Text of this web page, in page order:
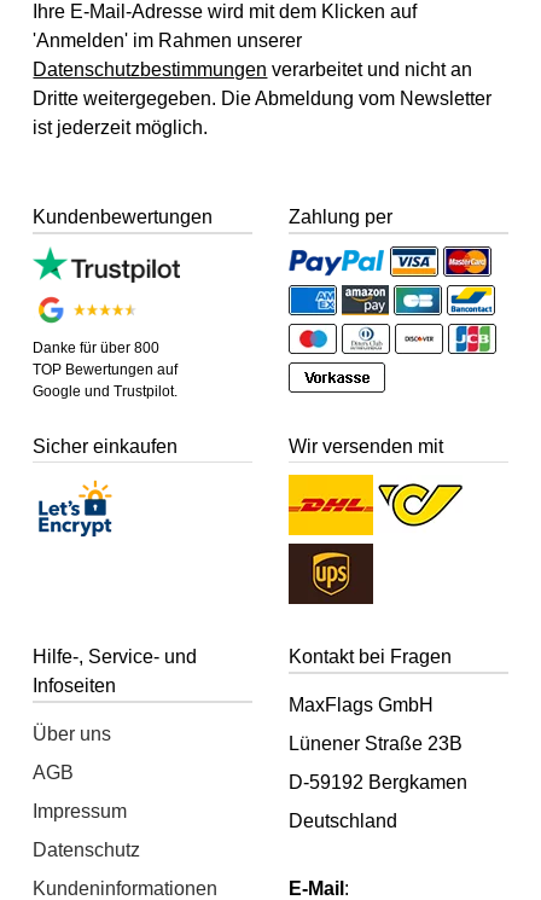
Ihre E-Mail-Adresse wird mit dem Klicken auf
'Anmelden' im Rahmen unserer
Datenschutzbestimmungen verarbeitet und nicht an
Dritte weitergegeben. Die Abmeldung vom Newsletter
ist jederzeit möglich.
Kundenbewertungen
Danke für über 800
TOP Bewertungen auf
Google und Trustpilot.
Zahlung per
Sicher einkaufen Wir versenden mit
Hilfe-, Service- und
Infoseiten
Über uns
AGB
Impressum
Datenschutz
Kundeninformationen
Kontakt bei Fragen
MaxFlags GmbH
Lünener Straße 23B
D-59192 Bergkamen
Deutschland
E-Mail :